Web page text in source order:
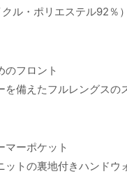
ル・ポリエステル92％
のフロント
を備えたフルレングスの
マーポケット
ットの裏地付きハンドウ